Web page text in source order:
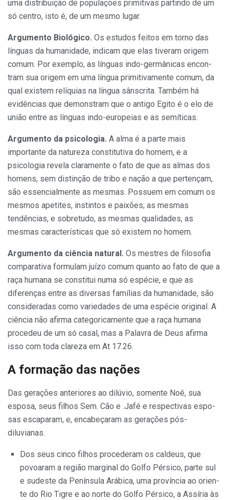
uma dis­tribuição de populações primitivas partindo de um
só centro, isto é, de um mesmo lugar.
Argumento Biológico. Os es­tudos feitos em torno das
línguas da humanidade, indicam que elas tive­ram origem
comum. Por exemplo, as línguas indo-germânicas encon­
tram sua origem em uma língua primitivamente comum, da
qual existem relíquias na língua sânscrita. Também há
evidências que de­monstram que o antigo Egito é o elo de
união entre as línguas indo-europeias e as semíticas.
Argumento da psicologia. A alma é a parte mais
importante da natureza constitutiva do homem, e a
psicologia revela claramente o fato de que as almas dos
homens, sem distinção de tribo e nação a que pertençam,
são essencialmente as mesmas. Possuem em comum os
mesmos apetites, instintos e pai­xões; as mesmas
tendências, e sobretudo, as mesmas qualidades, as
mesmas características que só existem no homem.
Argumento da ciência natu­ral. Os mestres de filosofia
compa­rativa formulam juízo comum quanto ao fato de que a
raça huma­na se constitui numa só espécie, e que as
diferenças entre as diversas famílias da humanidade, são
consi­deradas como variedades de uma espécie original. A
ciência não afir­ma categoricamente que a raça hu­mana
procedeu de um só casal, mas a Palavra de Deus afirma
isso com toda clareza em At 17.26.
A formação das nações
Das gerações anteriores ao dilúvio, so­mente Noé, sua
esposa, seus filhos Sem. Cão e .Jafé e respectivas espo­
sas escaparam, e, encabeçaram as gerações pós-
diluvianas.
Dos seus cinco filhos procederam os caldeus, que
povoa­ram a região marginal do Golfo Pér­sico, parte sul
e sudeste da Penínsu­la Arábica, uma província ao orien­
te do Rio Tigre e ao norte do Golfo Pérsico, a Assíria às